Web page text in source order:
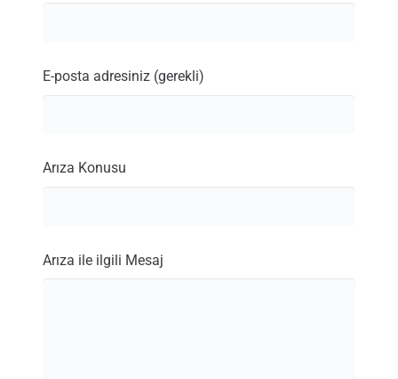
E-posta adresiniz (gerekli)
Arıza Konusu
Arıza ile ilgili Mesaj